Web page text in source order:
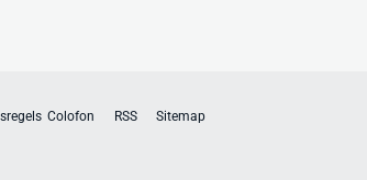
Colofon RSS
Sitemap